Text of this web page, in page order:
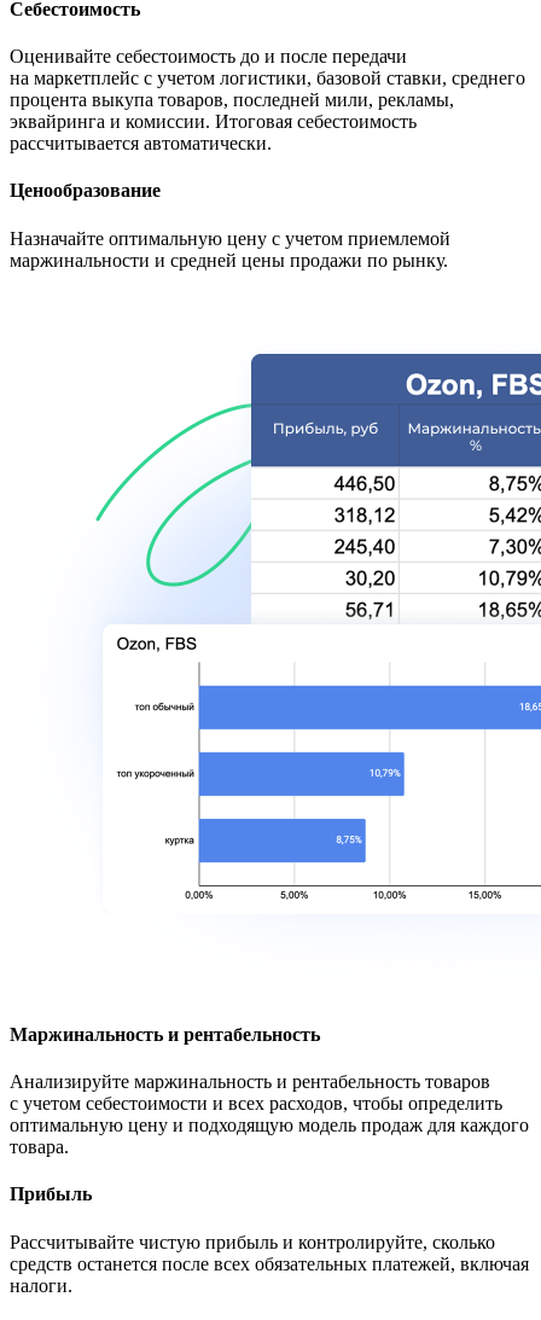
Себестоимость
Оценивайте себестоимость до и после передачи
на маркетплейс с учетом логистики, базовой ставки, среднего
процента выкупа товаров, последней мили, рекламы,
эквайринга и комиссии. Итоговая себестоимость
рассчитывается автоматически.
Ценообразование
Назначайте оптимальную цену с учетом приемлемой
маржинальности и средней цены продажи по рынку.
Маржинальность и рентабельность
Анализируйте маржинальность и рентабельность товаров
с учетом себестоимости и всех расходов, чтобы определить
оптимальную цену и подходящую модель продаж для каждого
товара.
Прибыль
Рассчитывайте чистую прибыль и контролируйте, сколько
средств останется после всех обязательных платежей, включая
налоги.